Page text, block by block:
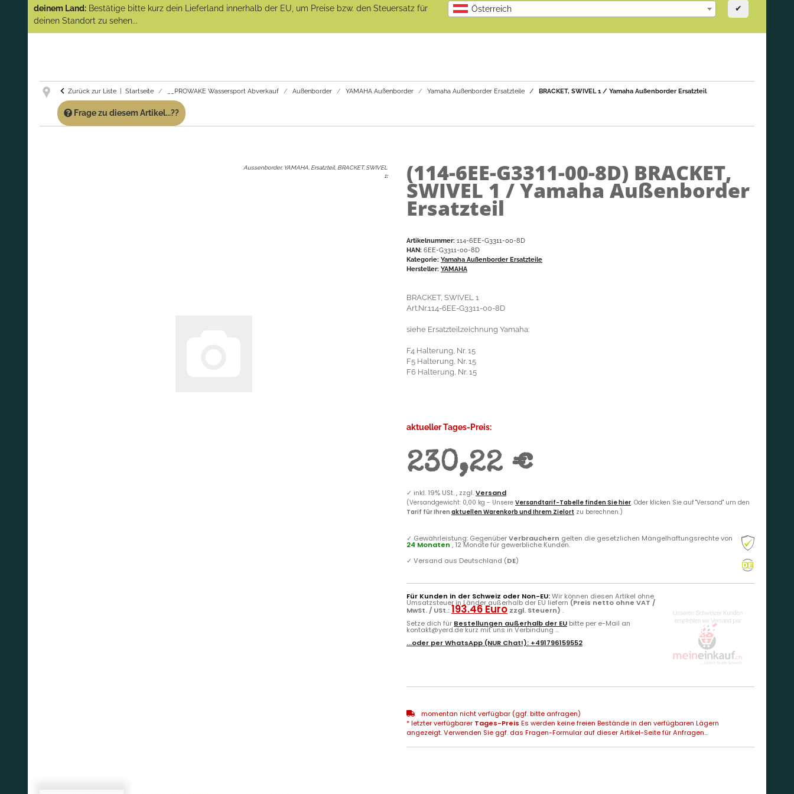
(Abverkauf)!
GARANTIE UND SERVICE:
Artikeln einfach an!
deinem Land: Bestätige bitte kurz dein Lieferland innerhalb der EU, um Preise bzw. den Steuersatz für
deinen Standort zu sehen...
Österreich ✔
Zurück zur Liste Startseite __PROWAKE Wassersport Abverkauf Außenborder YAMAHA Außenborder Yamaha Außenborder Ersatzteile BRACKET, SWIVEL 1 / Yamaha Außenborder Ersatzteil
Frage zu diesem Artikel...??
Aussenborder, YAMAHA, Ersatzteil, BRACKET, SWIVEL
1: (114-6EE-G3311-00-8D) BRACKET,
SWIVEL 1 / Yamaha Außenborder
Ersatzteil
Artikelnummer: 114-6EE-G3311-00-8D
HAN: 6EE-G3311-00-8D
Kategorie: Yamaha Außenborder Ersatzteile
Hersteller: YAMAHA
BRACKET, SWIVEL 1
Art.Nr.114-6EE-G3311-00-8D
siehe Ersatzteilzeichnung Yamaha:
F4 Halterung, Nr. 15
F5 Halterung, Nr. 15
F6 Halterung, Nr. 15
aktueller Tages-Preis:
230,22 €
✓ inkl. 19% USt. , zzgl.Versand
(Versandgewicht: 0,00 kg - Unsere Versandtarif-Tabelle finden Sie hier. Oder klicken Sie auf "Versand" um den
Tarif für Ihren aktuellen Warenkorb und Ihrem Zielort zu berechnen.)
✓ Gewährleistung: GegenüberVerbrauchern gelten die gesetzlichen Mängelhaftungsrechte von
24 Monaten , 12 Monate für gewerbliche Kunden.
✓ Versand aus Deutschland (DE)
Für Kunden in der Schweiz oder Non-EU:Wir können diesen Artikel ohne
Umsatzsteuer in Länder außerhalb der EU liefern (Preis netto ohne VAT /
MwSt. / USt.:193.46 Euro zzgl. Steuern) .
Setze dich für Bestellungen außerhalb der EU bitte per e-Mail an
kontakt@yerd.de kurz mit uns in Verbindung ...
...oder perWhatsApp (NUR Chat!): +491796159552
momentan nicht verfügbar (ggf. bitte anfragen)
* letzter verfügbarer Tages-Preis Es werden keine freien Bestände in den verfügbaren Lägern
angezeigt. Verwenden Sie ggf. das Fragen-Formular auf dieser Artikel-Seite für Anfragen...